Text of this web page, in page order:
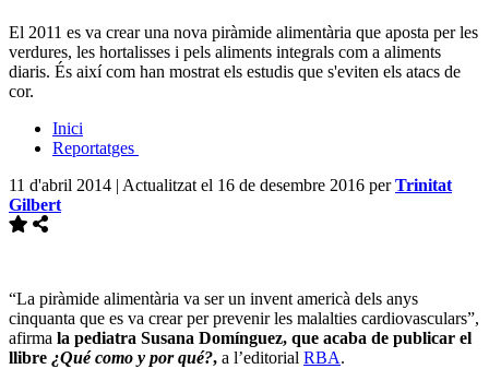
El 2011 es va crear una nova piràmide alimentària que aposta per les
verdures, les hortalisses i pels aliments integrals com a aliments
diaris. És així com han mostrat els estudis que s'eviten els atacs de
cor.
Inici
Reportatges
11 d'abril 2014 | Actualitzat el 16 de desembre 2016 perTrinitat
Gilbert
“La piràmide alimentària va ser un invent americà dels anys
cinquanta que es va crear per prevenir les malalties cardiovasculars”,
afirma la pediatra Susana Domínguez, que acaba de publicar el
llibre ¿Qué como y por qué?, a l’editorial RBA.